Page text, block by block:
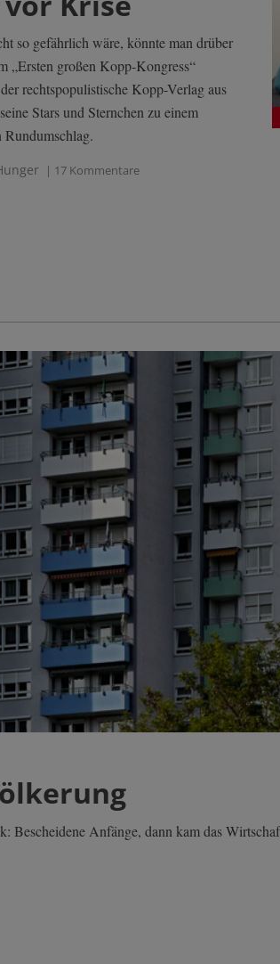
so gefährlich wäre, könnte man drüber
„Ersten großen Kopp-Kongress“
rechtspopulistische Kopp-Verlag aus
Stars und Sternchen zu einem
| 17 Kommentare
Bescheidene Anfänge, dann kam das